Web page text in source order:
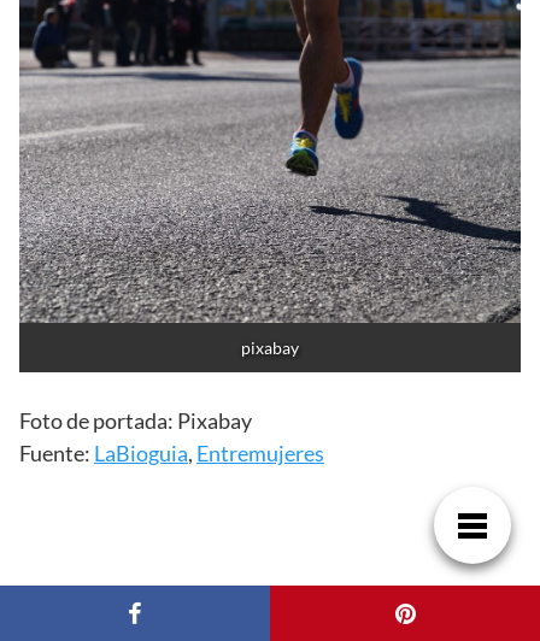
pixabay
Foto de portada: Pixabay
Fuente: LaBioguia, Entremujeres